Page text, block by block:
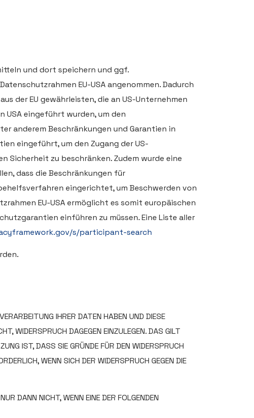
und dort speichern und ggf.
EU-USA angenommen. Dadurch
der EU gewährleisten, die an US-Unternehmen
USA eingeführt wurden, um den
anderem Beschränkungen und Garantien in
eingeführt, um den Zugang der US-
Sicherheit zu beschränken. Zudem wurde eine
dass die Beschränkungen für
eingerichtet, um Beschwerden von
EU-USA ermöglicht es somit europäischen
einführen zu müssen. Eine Liste aller
s/participant-search
IHRER DATEN HABEN UND DIESE
WIDERSPRUCH DAGEGEN EINZULEGEN. DAS GILT
IST, DASS SIE GRÜNDE FÜR DEN WIDERSPRUCH
WENN SICH DER WIDERSPRUCH GEGEN DIE
DANN NICHT, WENN EINE DER FOLGENDEN